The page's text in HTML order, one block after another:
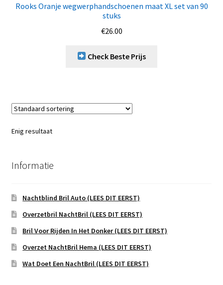
Rooks Oranje wegwerphandschoenen maat XL set van 90
stuks
€26.00
Check Beste Prijs
Enig resultaat
Informatie
Nachtblind Bril Auto (LEES DIT EERST)
Overzetbril NachtBril (LEES DIT EERST)
Bril Voor Rijden In Het Donker (LEES DIT EERST)
Overzet NachtBril Hema (LEES DIT EERST)
Wat Doet Een NachtBril (LEES DIT EERST)